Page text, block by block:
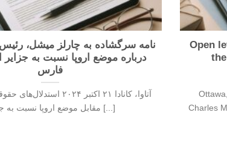
نامه سرگشاده به چارلز میشل،
درباره موضع اروپا نسبت به جزایر
فارس
آتاوا، کانادا ۲۱ اکتبر ۲۰۲۴
مقابل موضع اروپا نسبت به جزایر [...]
Open
Charles